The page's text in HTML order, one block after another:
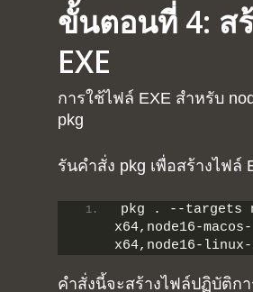
ขั้นตอนที่ 4: ส
EXE
การใช้ไฟล์ EXE สำหรับ
pkg
รันคำสั่ง pkg เพื่อสร้างไฟล์
pkg . --targets
x64,node16-macos-
x64,node16-linux-
คำสั่งนี้จะสร้างไฟล์ปฏิบัติก